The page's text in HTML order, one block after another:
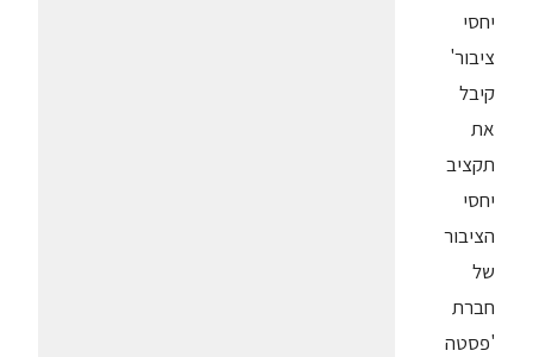
יחסי
ציבור'
קיבל
את
תקציב
יחסי
הציבור
של
חברת
'פסטה